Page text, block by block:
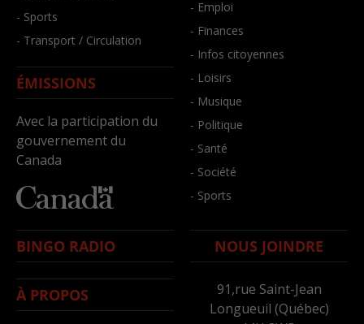
- Sports
- Transport / Circulation
ÉMISSIONS
Avec la participation du
gouvernement du
Canada
- Emploi
- Finances
- Infos citoyennes
- Loisirs
- Musique
- Politique
- Santé
- Société
- Sports
BINGO RADIO
À PROPOS
NOUS JOINDRE
91,rue Saint-Jean
Longueuil (Québec)